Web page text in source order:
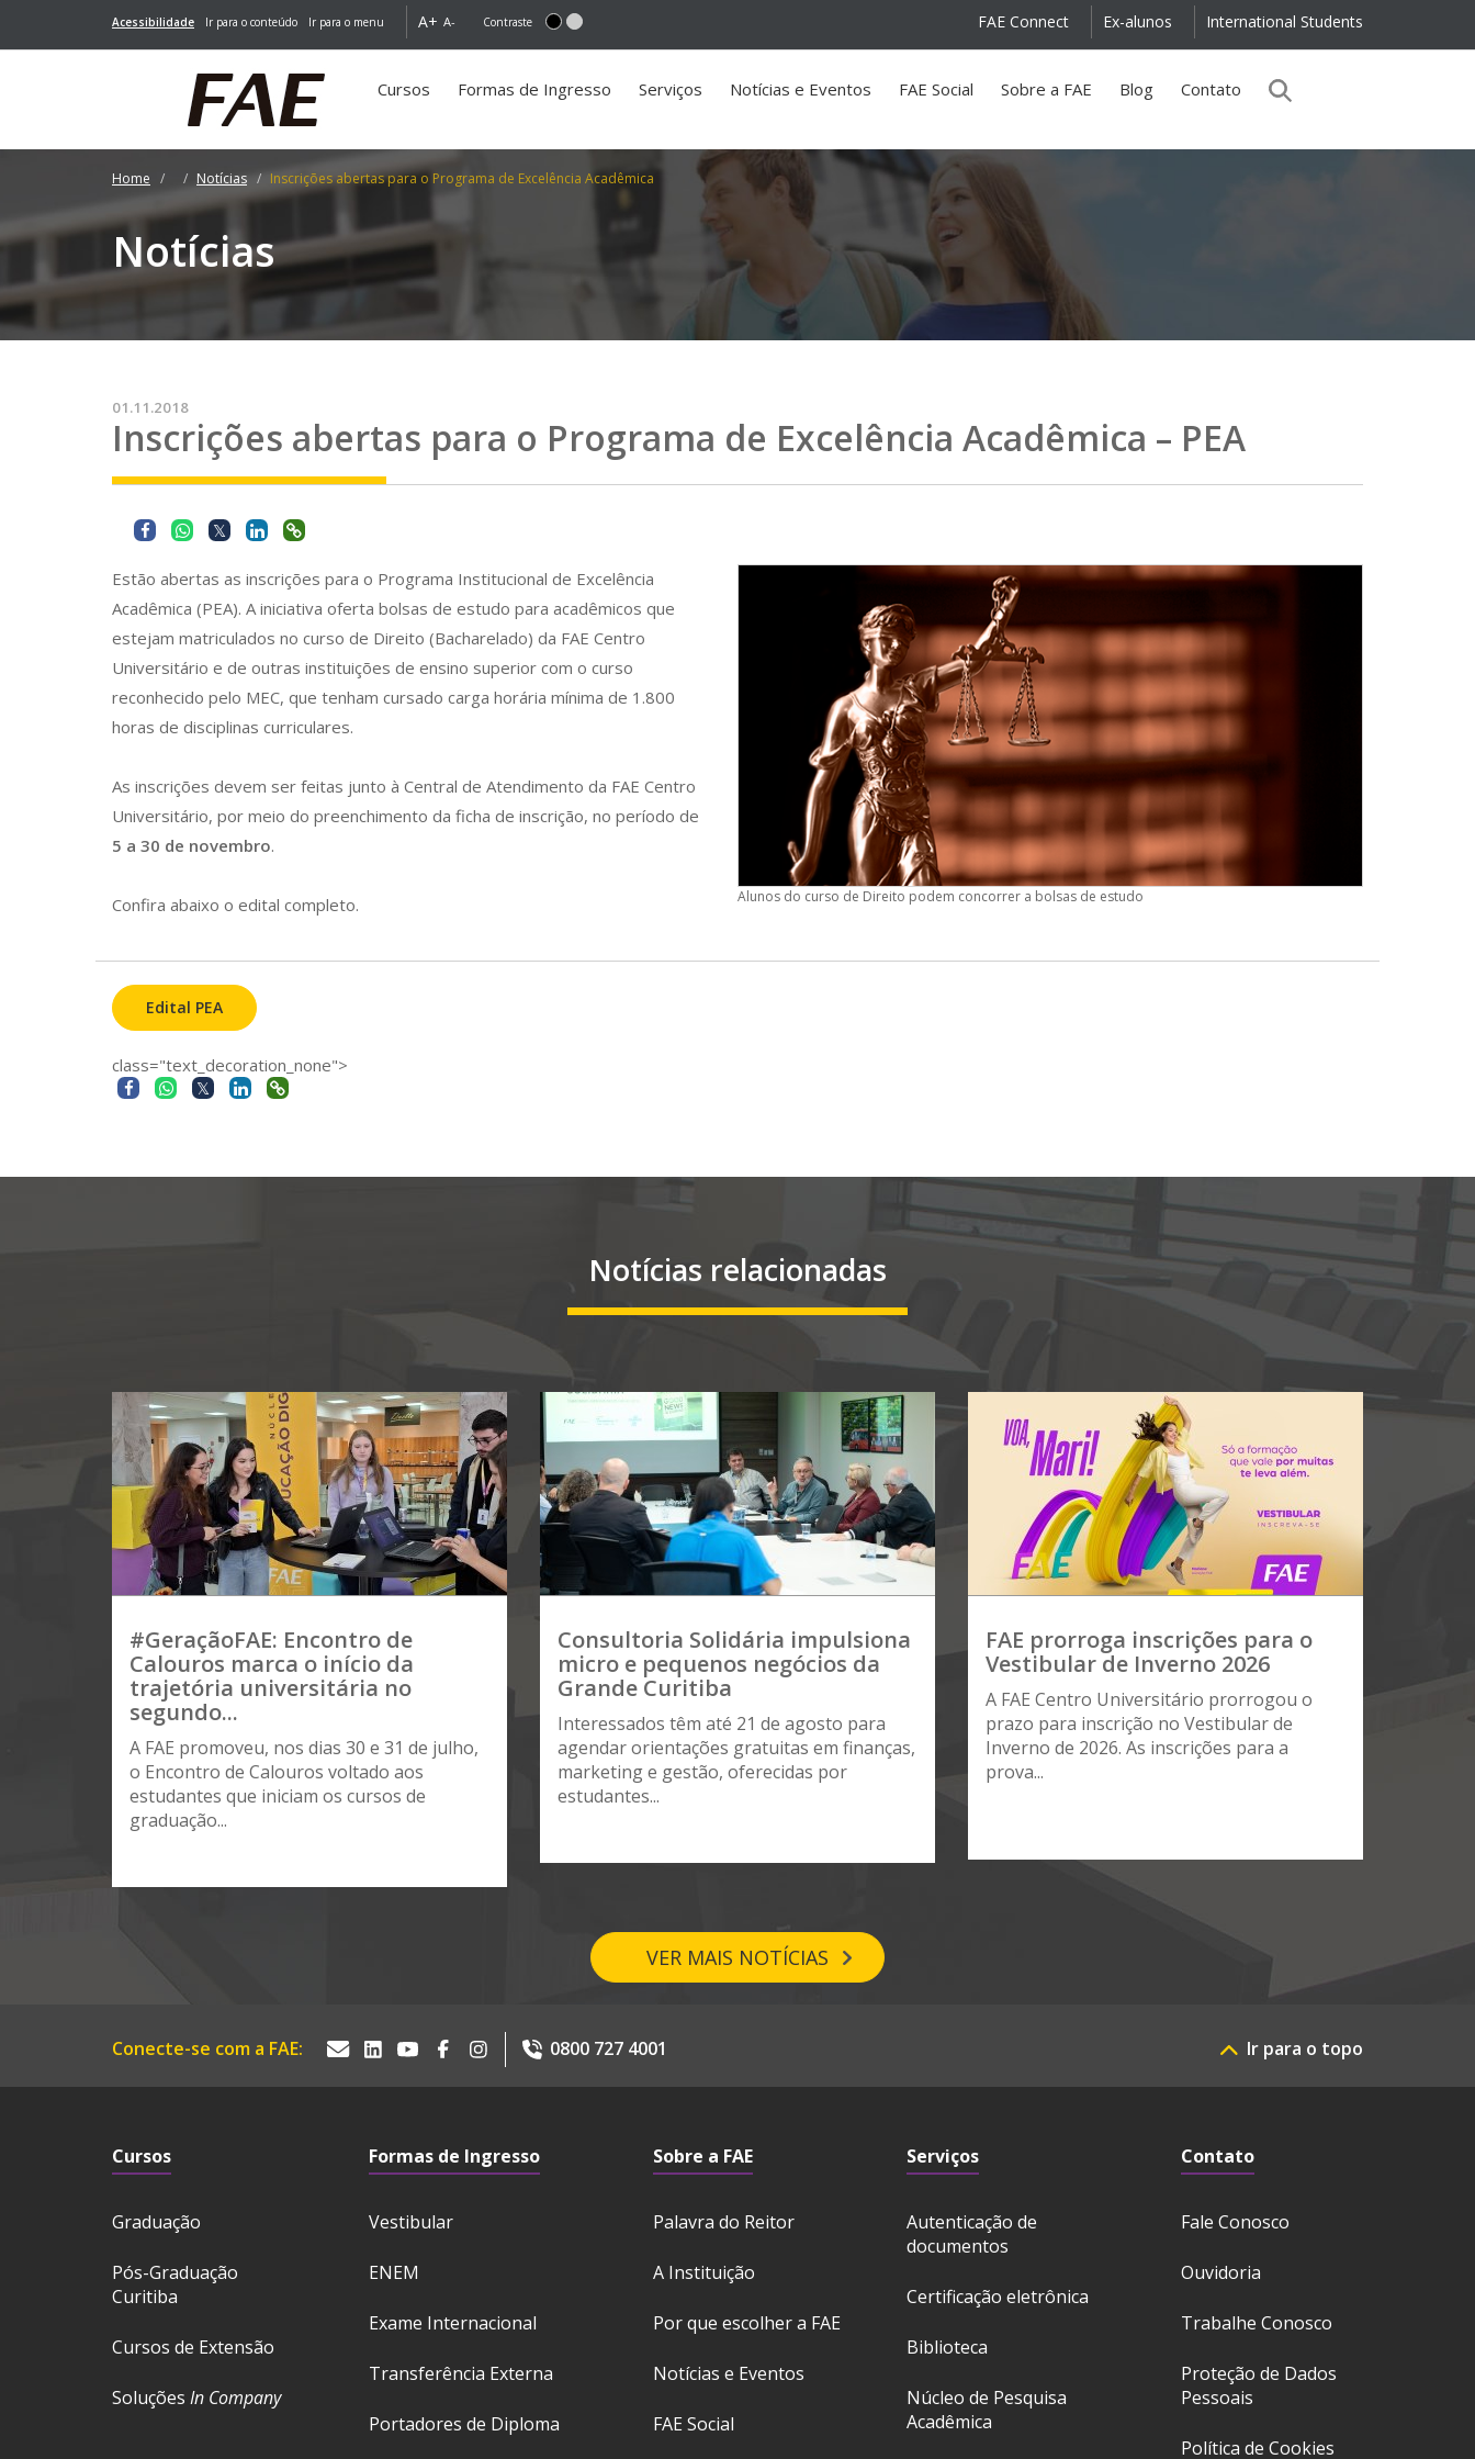
Acessibilidade Ir para o conteúdo Ir para o menu A+ A- Contraste International Students
Ex-alunos
FAE Connect
Cursos Formas de Ingresso Serviços Notícias e Eventos FAE Social Sobre a FAE Blog Contato
Home Notícias Inscrições abertas para o Programa de Excelência Acadêmica
Notícias
01.11.2018
Inscrições abertas para o Programa de Excelência Acadêmica – PEA
Alunos do curso de Direito podem concorrer a bolsas de estudo
Estão abertas as inscrições para o Programa Institucional de Excelência
Acadêmica (PEA). A iniciativa oferta bolsas de estudo para acadêmicos que
estejam matriculados no curso de Direito (Bacharelado) da FAE Centro
Universitário e de outras instituições de ensino superior com o curso
reconhecido pelo MEC, que tenham cursado carga horária mínima de 1.800
horas de disciplinas curriculares.
As inscrições devem ser feitas junto à Central de Atendimento da FAE Centro
Universitário, por meio do preenchimento da ficha de inscrição, no período de
5 a 30 de novembro.
Confira abaixo o edital completo.
Edital PEA
class="text_decoration_none">
Notícias relacionadas
#GeraçãoFAE: Encontro de
Calouros marca o início da
trajetória universitária no
segundo...
A FAE promoveu, nos dias 30 e 31 de julho,
o Encontro de Calouros voltado aos
estudantes que iniciam os cursos de
graduação...
Consultoria Solidária impulsiona
micro e pequenos negócios da
Grande Curitiba
Interessados têm até 21 de agosto para
agendar orientações gratuitas em finanças,
marketing e gestão, oferecidas por
estudantes...
FAE prorroga inscrições para o
Vestibular de Inverno 2026
A FAE Centro Universitário prorrogou o
prazo para inscrição no Vestibular de
Inverno de 2026. As inscrições para a
prova...
VER MAIS NOTÍCIAS
Conecte-se com a FAE: 0800 727 4001 Ir para o topo
Cursos
Graduação
Pós-Graduação
Curitiba
Cursos de Extensão
Soluções In Company
Formas de Ingresso
Vestibular
ENEM
Exame Internacional
Transferência Externa
Portadores de Diploma
Sobre a FAE
Palavra do Reitor
A Instituição
Por que escolher a FAE
Notícias e Eventos
FAE Social
Serviços
Autenticação de
documentos
Certificação eletrônica
Biblioteca
Núcleo de Pesquisa
Acadêmica
Contato
Fale Conosco
Ouvidoria
Trabalhe Conosco
Proteção de Dados
Pessoais
Política de Cookies